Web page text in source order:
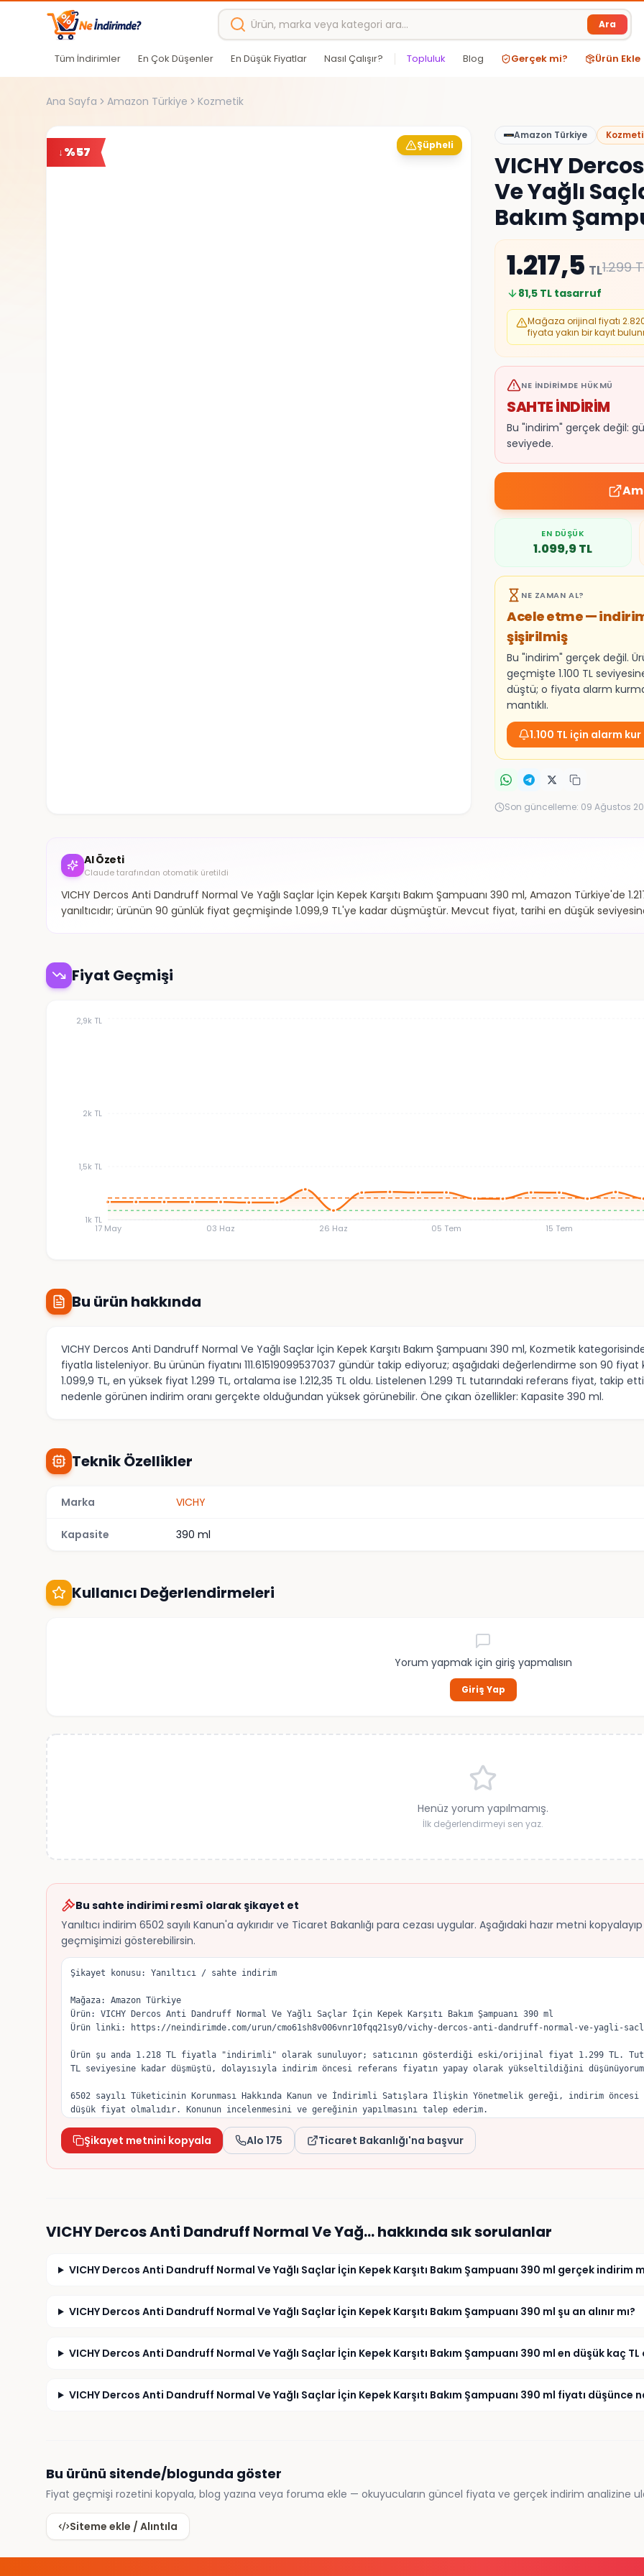
Ana içeriğe atla
Ara
Tüm İndirimler En Çok Düşenler En Düşük Fiyatlar Nasıl Çalışır? Topluluk Blog Gerçek mi? Ürün Ekle
Ana Sayfa Amazon Türkiye Kozmetik
%57 Şüpheli
Amazon Türkiye
VICHY
Ve Yağlı
Bakım
1.217,5 TL1.299
81,5 TL tasarruf
Mağaza orijinal fiyatı
fiyata yakın bir kayıt
NE İNDIRIMDE HÜKMÜ
SAHTE İNDİRİM
Bu "indirim" gerçek değil:
seviyede.
EN DÜŞÜK
1.099,9TL
NE ZAMAN AL?
Acele etme —
şişirilmiş
Bu "indirim" gerçek değil.
geçmişte 1.100 TL
düştü; o fiyata alarm
mantıklı.
1.100 TL için alarm kur
Son güncelleme: 09 Ağustos
AI Özeti
Claude tarafından otomatik üretildi
VICHY Dercos Anti Dandruff Normal Ve Yağlı Saçlar İçin Kepek Karşıtı Bakım Şampuanı 390 ml, Amazon Türkiye'de
yanıltıcıdır; ürünün 90 günlük fiyat geçmişinde 1.099,9 TL'ye kadar düşmüştür. Mevcut fiyat, tarihi en düşük
Fiyat Geçmişi
17 May 03 Haz 26 Haz 05 Tem 15 Tem
1k TL
1,5k TL
2k TL
2,9k TL
Bu ürün hakkında
VICHY Dercos Anti Dandruff Normal Ve Yağlı Saçlar İçin Kepek Karşıtı Bakım Şampuanı 390 ml, Kozmetik
fiyatla listeleniyor. Bu ürünün fiyatını 111.61519099537037 gündür takip ediyoruz; aşağıdaki değerlendirme son 90
1.099,9 TL, en yüksek fiyat 1.299 TL, ortalama ise 1.212,35 TL oldu. Listelenen 1.299 TL tutarındaki referans fiyat,
nedenle görünen indirim oranı gerçekte olduğundan yüksek görünebilir. Öne çıkan özellikler: Kapasite 390 ml.
Teknik Özellikler
Marka VICHY
Kapasite 390 ml
Kullanıcı Değerlendirmeleri
Yorum yapmak için giriş yapmalısın
Giriş Yap
Henüz yorum yapılmamış.
İlk değerlendirmeyi sen yaz.
Bu sahte indirimi resmî olarak şikayet et
Yanıltıcı indirim 6502 sayılı Kanun'a aykırıdır ve Ticaret Bakanlığı para cezası uygular. Aşağıdaki hazır metni
geçmişimizi gösterebilirsin.
Şikayet konusu: Yanıltıcı / sahte indirim
Mağaza: Amazon Türkiye
Ürün: VICHY Dercos Anti Dandruff Normal Ve Yağlı Saçlar İçin Kepek Karşıtı Bakım Şampuanı 390 ml
Ürün linki: https://neindirimde.com/urun/cmo61sh8v006vnr10fqq21sy0/vichy-dercos-anti-dandruff-normal-ve-yagli-
Ürün şu anda 1.218 TL fiyatla "indirimli" olarak sunuluyor; satıcının gösterdiği eski/orijinal fiyat 1.299 TL.
TL seviyesine kadar düşmüştü, dolayısıyla indirim öncesi referans fiyatın yapay olarak yükseltildiğini
6502 sayılı Tüketicinin Korunması Hakkında Kanun ve İndirimli Satışlara İlişkin Yönetmelik gereği, indirim
düşük fiyat olmalıdır. Konunun incelenmesini ve gereğinin yapılmasını talep ederim.
Şikayet metnini kopyala Alo 175 Ticaret Bakanlığı'na başvur
VICHY Dercos Anti Dandruff Normal Ve Yağ…hakkında sık sorulanlar
VICHY Dercos Anti Dandruff Normal Ve Yağlı Saçlar İçin Kepek Karşıtı Bakım Şampuanı 390 ml gerçek indirim
VICHY Dercos Anti Dandruff Normal Ve Yağlı Saçlar İçin Kepek Karşıtı Bakım Şampuanı 390 ml şu an alınır mı?
VICHY Dercos Anti Dandruff Normal Ve Yağlı Saçlar İçin Kepek Karşıtı Bakım Şampuanı 390 ml en düşük kaç TL
VICHY Dercos Anti Dandruff Normal Ve Yağlı Saçlar İçin Kepek Karşıtı Bakım Şampuanı 390 ml fiyatı düşünce
Bu ürünü sitende/blogunda göster
Fiyat geçmişi rozetini kopyala, blog yazına veya foruma ekle — okuyucuların güncel fiyata ve gerçek indirim analizine
Siteme ekle / Alıntıla